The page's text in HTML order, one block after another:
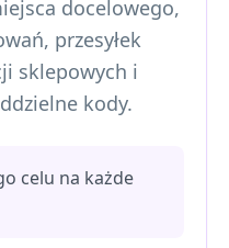
docelowego,
przesyłek
sklepowych i
kody.
celu na każde